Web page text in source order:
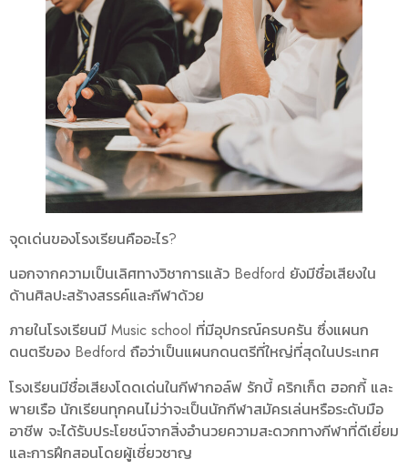
จุดเด่นของโรงเรียนคืออะไร?
นอกจากความเป็นเลิศทางวิชาการแล้ว Bedford ยังมีชื่อเสียงใน
ด้านศิลปะสร้างสรรค์และกีฬาด้วย
ภายในโรงเรียนมี Music school ที่มีอุปกรณ์ครบครัน ซึ่งแผนก
ดนตรีของ Bedford ถือว่าเป็นแผนกดนตรีที่ใหญ่ที่สุดในประเทศ
โรงเรียนมีชื่อเสียงโดดเด่นในกีฬากอล์ฟ รักบี้ คริกเก็ต ฮอกกี้ และ
พายเรือ นักเรียนทุกคนไม่ว่าจะเป็นนักกีฬาสมัครเล่นหรือระดับมือ
อาชีพ จะได้รับประโยชน์จากสิ่งอำนวยความสะดวกทางกีฬาที่ดีเยี่ยม
และการฝึกสอนโดยผู้เชี่ยวชาญ